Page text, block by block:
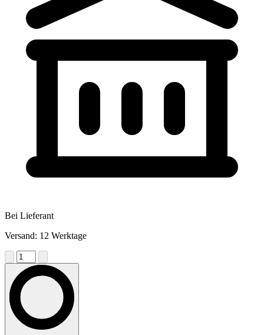
Bei Lieferant
Versand: 12 Werktage